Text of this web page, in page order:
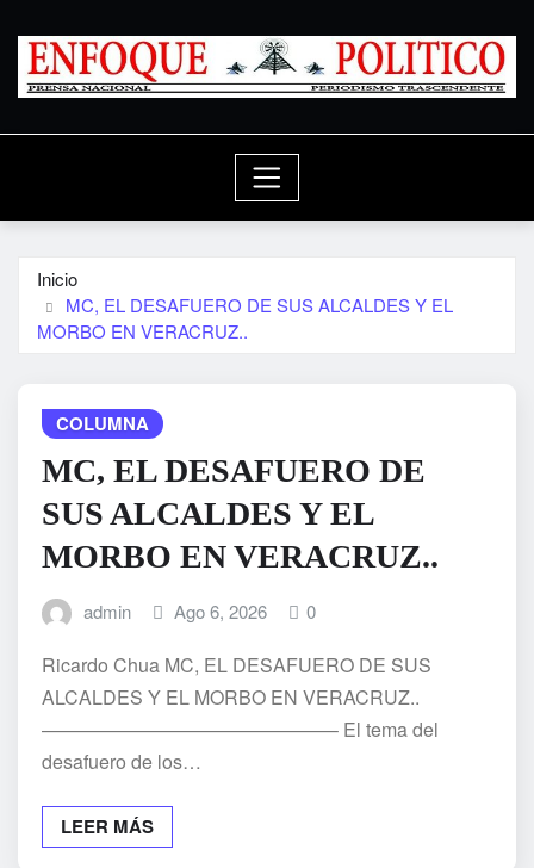
contenido
Inicio
MC, EL DESAFUERO DE SUS ALCALDES Y EL
MORBO EN VERACRUZ..
COLUMNA
MC, EL DESAFUERO DE
SUS ALCALDES Y EL
MORBO EN VERACRUZ..
admin Ago 6, 2026 0
Ricardo Chua MC, EL DESAFUERO DE SUS
ALCALDES Y EL MORBO EN VERACRUZ..
———————————————– El tema del
desafuero de los…
LEER MÁS